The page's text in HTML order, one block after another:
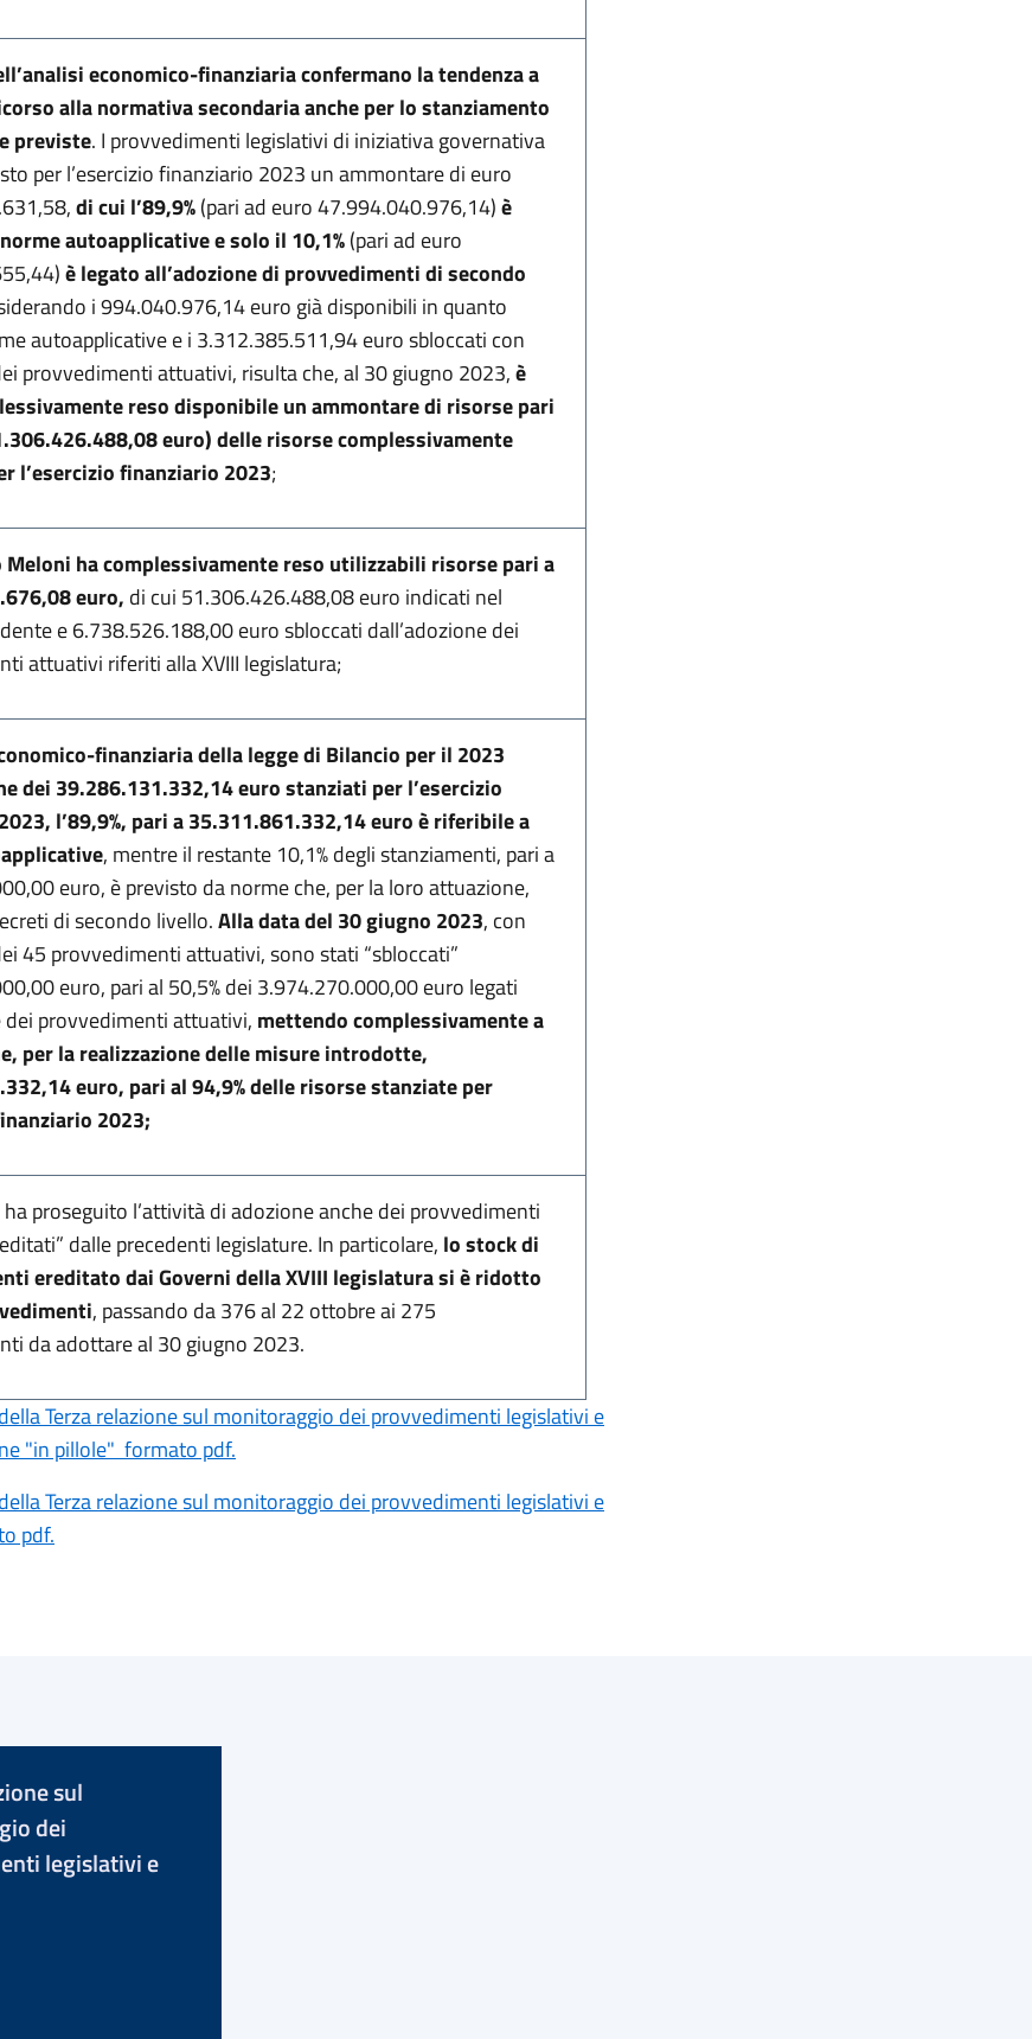
economico-finanziaria confermano la tendenza a
alla normativa secondaria anche per lo stanziamento
previste. I provvedimenti legislativi di iniziativa governativa
per l’esercizio finanziario 2023 un ammontare di euro
di cui l’89,9%(pari ad euro 47.994.040.976,14)è
autoapplicative e solo il 10,1%(pari ad euro
è legato all’adozione di provvedimenti di secondo
i 994.040.976,14 euro già disponibili in quanto
autoapplicative e i 3.312.385.511,94 euro sbloccati con
provvedimenti attuativi, risulta che, al 30 giugno 2023,è
reso disponibile un ammontare di risorse pari
euro) delle risorse complessivamente
l’esercizio finanziario 2023;
Meloni ha complessivamente reso utilizzabili risorse pari a
euro, di cui 51.306.426.488,08 euro indicati nel
e 6.738.526.188,00 euro sbloccati dall’adozione dei
attuativi riferiti alla XVIII legislatura;
finanziaria della legge di Bilancio per il 2023
dei 39.286.131.332,14 euro stanziati per l’esercizio
l’89,9%, pari a 35.311.861.332,14 euro è riferibile a
, mentre il restante 10,1% degli stanziamenti, pari a
euro, è previsto da norme che, per la loro attuazione,
di secondo livello.Alla data del 30 giugno 2023, con
45 provvedimenti attuativi, sono stati “sbloccati”
euro, pari al 50,5% dei 3.974.270.000,00 euro legati
dei provvedimenti attuativi, mettendo complessivamente a
per la realizzazione delle misure introdotte,
euro, pari al 94,9% delle risorse stanziate per
2023;
proseguito l’attività di adozione anche dei provvedimenti
dalle precedenti legislature. In particolare, lo stock di
ereditato dai Governi della XVIII legislatura si è ridotto
, passando da 376 al 22 ottobre ai 275
da adottare al 30 giugno 2023.
Terza relazione sul monitoraggio dei provvedimenti legislativi e
"in pillole" formato pdf.
Terza relazione sul monitoraggio dei provvedimenti legislativi e
pdf.
sul
dei
legislativi e